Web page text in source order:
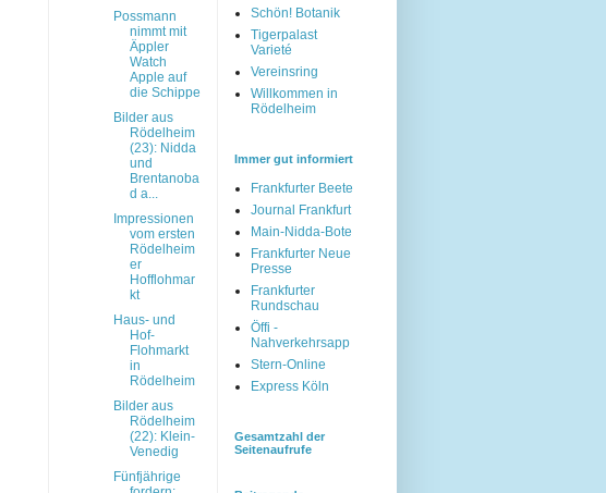
Possmann
nimmt mit
Äppler
Watch
Apple auf
die Schippe
Bilder aus
Rödelheim
(23): Nidda
und
Brentanoba
d a...
Impressionen
vom ersten
Rödelheim
er
Hofflohmar
kt
Haus- und
Hof-
Flohmarkt
in
Rödelheim
Bilder aus
Rödelheim
(22): Klein-
Venedig
Fünfjährige
Schön! Botanik
Tigerpalast
Varieté
Vereinsring
Willkommen in
Rödelheim
Immer gut informiert
Frankfurter Beete
Journal Frankfurt
Main-Nidda-Bote
Frankfurter Neue
Presse
Frankfurter
Rundschau
Öffi -
Nahverkehrsapp
Stern-Online
Express Köln
Gesamtzahl der
Seitenaufrufe